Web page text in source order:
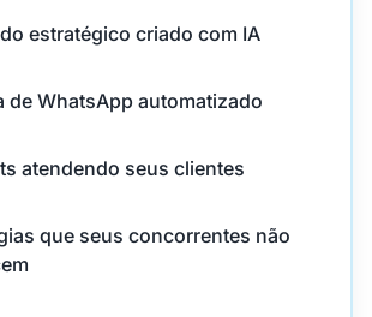
estratégico criado com IA
de WhatsApp automatizado
atendendo seus clientes
que seus concorrentes não